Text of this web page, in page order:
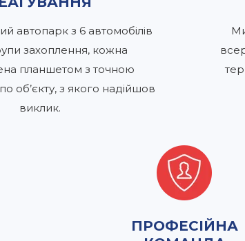
автопарк з 6 автомобілів
захоплення, кожна
планшетом з точною
об’єкту, з якого надійшов
виклик.
ПРОФЕСІЙНА